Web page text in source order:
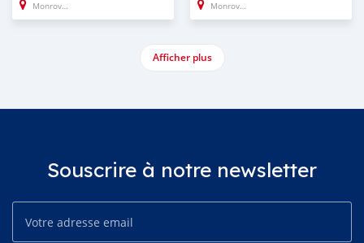
Monrovia Monrovia
Afficher plus
Souscrire à notre newsletter